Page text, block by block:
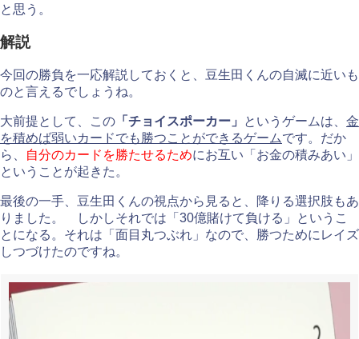
と思う。
解説
今回の勝負を一応解説しておくと、豆生田くんの自滅に近いも
のと言えるでしょうね。
大前提として、この 「チョイスポーカー」 というゲームは、 金
を積めば弱いカードでも勝つことができるゲームです。だか
ら、
自分のカードを勝たせるためにお互い「お金の積みあい」
ということが起きた。
最後の一手、豆生田くんの視点から見ると、降りる選択肢もあ
りました。 しかしそれでは「30億賭けて負ける」というこ
とになる。それは「面目丸つぶれ」なので、勝つためにレイズ
しつづけたのですね。